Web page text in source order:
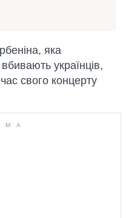
яка
українців,
свого концерту